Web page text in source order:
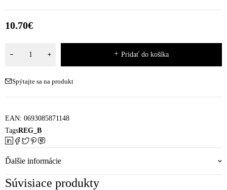
10.70€
Pridať do košíka
Spýtajte sa na produkt
EAN: 0693085871148
TagsREG_B
Ďalšie informácie
Súvisiace produkty